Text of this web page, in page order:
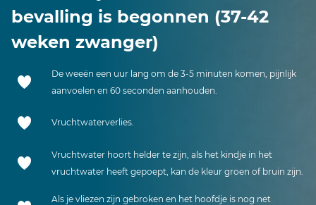
bevalling is begonnen (37-42
weken zwanger)
De weeën een uur lang om de 3-5 minuten komen, pijnlijk
aanvoelen en 60 seconden aanhouden.
Vruchtwaterverlies.
Vruchtwater hoort helder te zijn, als het kindje in het
vruchtwater heeft gepoept, kan de kleur groen of bruin zijn.
Als je vliezen zijn gebroken en het hoofdje is nog net